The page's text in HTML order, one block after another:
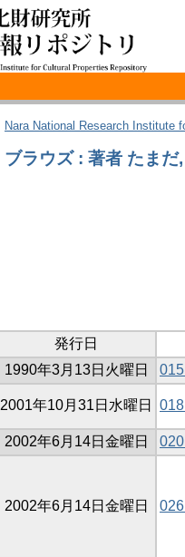
Nara National Research Institute
ブラウズ : 著者 たまだ
発行日
1990年3月13日火曜日
2001年10月31日水曜日
2002年6月14日金曜日
2002年6月14日金曜日